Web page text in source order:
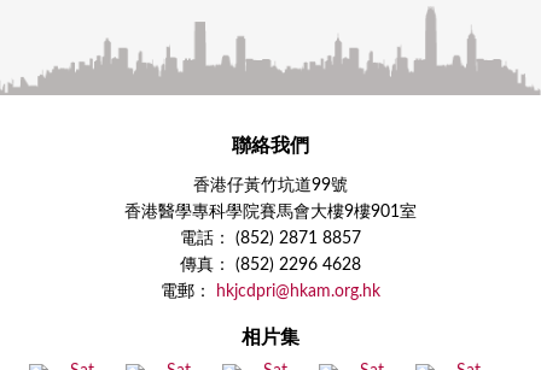
聯絡我們
香港仔黃竹坑道99號
香港醫學專科學院賽馬會大樓9樓901室
電話： (852) 2871 8857
傳真： (852) 2296 4628
電郵：
hkjcdpri@hkam.org.hk
相片集